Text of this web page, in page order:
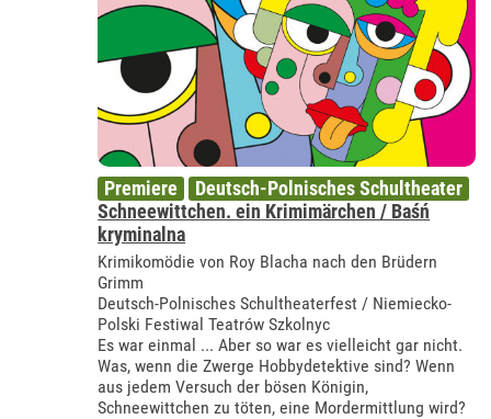
Premiere
Deutsch-Polnisches Schultheater
Schneewittchen. ein Krimimärchen / Baśń
kryminalna
Krimikomödie von Roy Blacha nach den Brüdern
Grimm
Deutsch-Polnisches Schultheaterfest / Niemiecko-
Polski Festiwal Teatrów Szkolnyc
Es war einmal ... Aber so war es vielleicht gar nicht.
Was, wenn die Zwerge Hobbydetektive sind? Wenn
aus jedem Versuch der bösen Königin,
Schneewittchen zu töten, eine Mordermittlung wird?